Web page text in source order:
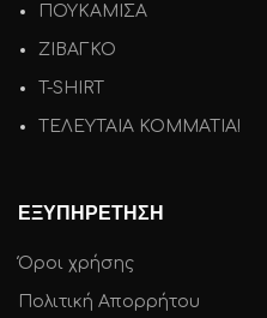
ΠΟΥΚΑΜΙΣΑ
ΖΙΒΑΓΚΟ
T-SHIRT
ΤΕΛΕΥΤΑΙΑ ΚΟΜΜΑΤΙΑ!
ΕΞΥΠΗΡΕΤΗΣΗ
Όροι χρήσης
Πολιτική Απορρήτου